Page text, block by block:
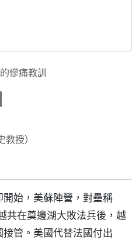
慘痛教訓
授）
始，美蘇陣營，對壘稱
共在奠邊湖大敗法兵後，越
管。美國代替法國付出